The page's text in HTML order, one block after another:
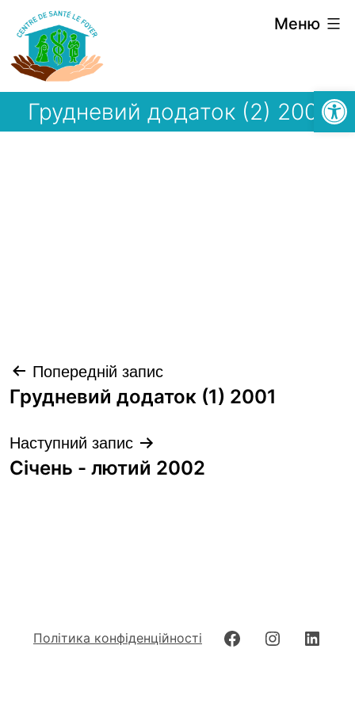
Перейти
до
вмісту
Меню
Грудневий додаток (2) 2001
Навігація
записів
Попередній запис
Грудневий додаток (1) 2001
Наступний запис
Січень - лютий 2002
Політика конфіденційності FacebookInstagram